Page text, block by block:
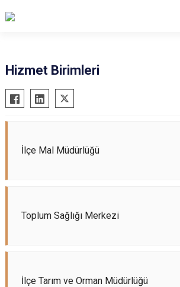
Banaz
Eşme
Sivaslı
Hizmet Birimleri
İlçe Mal Müdürlüğü
Toplum Sağlığı Merkezi
İlçe Tarım ve Orman Müdürlüğü